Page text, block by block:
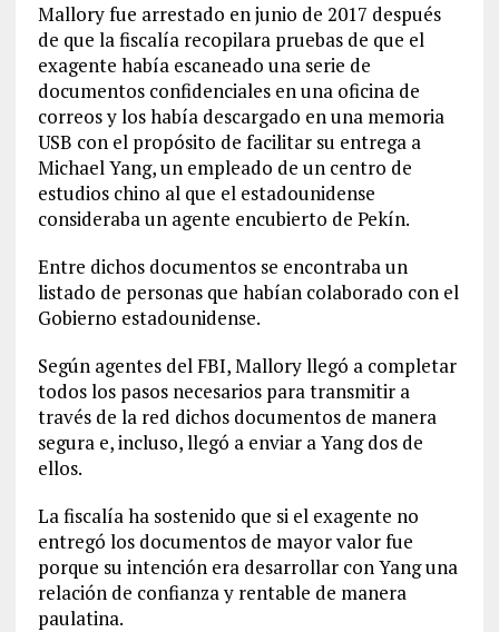
Mallory fue arrestado en junio de 2017 después
de que la fiscalía recopilara pruebas de que el
exagente había escaneado una serie de
documentos confidenciales en una oficina de
correos y los había descargado en una memoria
USB con el propósito de facilitar su entrega a
Michael Yang, un empleado de un centro de
estudios chino al que el estadounidense
consideraba un agente encubierto de Pekín.
Entre dichos documentos se encontraba un
listado de personas que habían colaborado con el
Gobierno estadounidense.
Según agentes del FBI, Mallory llegó a completar
todos los pasos necesarios para transmitir a
través de la red dichos documentos de manera
segura e, incluso, llegó a enviar a Yang dos de
ellos.
La fiscalía ha sostenido que si el exagente no
entregó los documentos de mayor valor fue
porque su intención era desarrollar con Yang una
relación de confianza y rentable de manera
paulatina.